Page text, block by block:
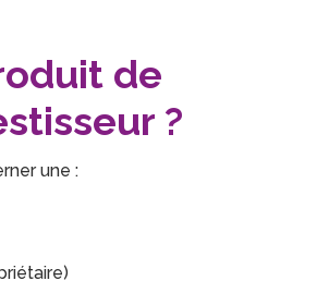
de
?
une :